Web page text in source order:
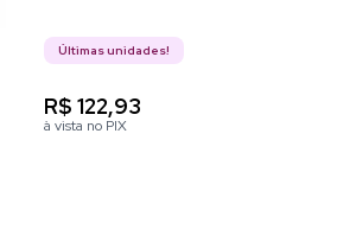
Últimas unidades!
R$ 122,93
à vista no PIX